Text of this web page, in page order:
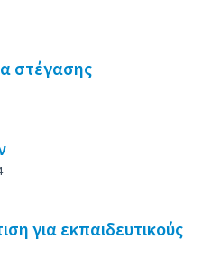
στέγασης
για εκπαιδευτικούς